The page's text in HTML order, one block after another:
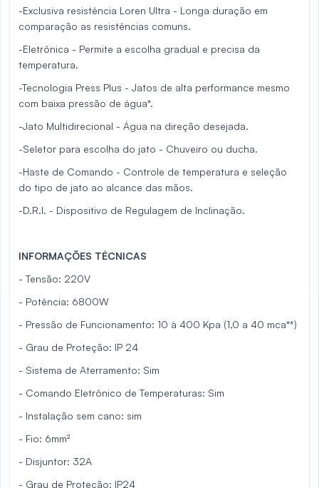
-Exclusiva resistência Loren Ultra - Longa duração em
comparação as resistências comuns.
-Eletrônica - Permite a escolha gradual e precisa da
temperatura.
-Tecnologia Press Plus - Jatos de alta performance mesmo
com baixa pressão de água*.
-Jato Multidirecional - Água na direção desejada.
-Seletor para escolha do jato - Chuveiro ou ducha.
-Haste de Comando - Controle de temperatura e seleção
do tipo de jato ao alcance das mãos.
-D.R.I. - Dispositivo de Regulagem de Inclinação.
INFORMAÇÕES TÉCNICAS
- Tensão: 220V
- Potência: 6800W
- Pressão de Funcionamento: 10 à 400 Kpa (1,0 a 40 mca**)
- Grau de Proteção: IP 24
- Sistema de Aterramento: Sim
- Comando Eletrônico de Temperaturas: Sim
- Instalação sem cano: sim
- Fio: 6mm²
- Disjuntor: 32A
- Grau de Proteção: IP24